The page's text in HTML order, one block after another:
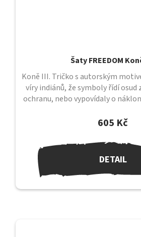
Šaty FREEDOM
605 Kč
DETAIL
Koně III. Tričko s autorským
víry indiánů, že symboly řídí
ochranu, nebo vypovídaly o